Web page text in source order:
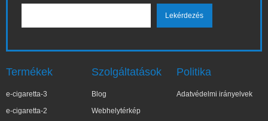
Termékek
e-cigaretta-3
e-cigaretta-2
Szolgáltatások
Blog
Webhelytérkép
Politika
Adatvédelmi irányelvek